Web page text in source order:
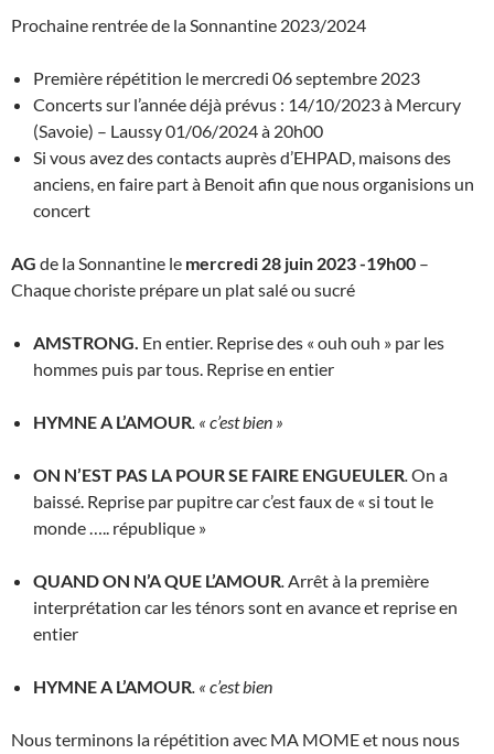
Prochaine rentrée de la Sonnantine 2023/2024
Première répétition le mercredi 06 septembre 2023
Concerts sur l’année déjà prévus : 14/10/2023 à Mercury
(Savoie) – Laussy 01/06/2024 à 20h00
Si vous avez des contacts auprès d’EHPAD, maisons des
anciens, en faire part à Benoit afin que nous organisions un
concert
AG de la Sonnantine le mercredi 28 juin 2023 -19h00 –
Chaque choriste prépare un plat salé ou sucré
AMSTRONG. En entier. Reprise des « ouh ouh » par les
hommes puis par tous. Reprise en entier
HYMNE A L’AMOUR. « c’est bien »
ON N’EST PAS LA POUR SE FAIRE ENGUEULER.On a
baissé. Reprise par pupitre car c’est faux de « si tout le
monde ….. république »
QUAND ON N’A QUE L’AMOUR.Arrêt à la première
interprétation car les ténors sont en avance et reprise en
entier
HYMNE A L’AMOUR. « c’est bien
Nous terminons la répétition avec MA MOME et nous nous